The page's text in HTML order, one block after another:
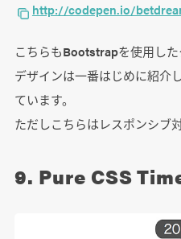
http://codepen.io/
こちらもBootstrapを使用した
デザインは一番はじめに紹介
ています。
ただしこちらはレスポンシブ
9. Pure CSS